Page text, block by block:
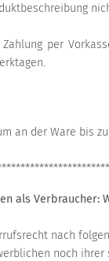
per
an der Ware bis
als Verbraucher:
nach
noch